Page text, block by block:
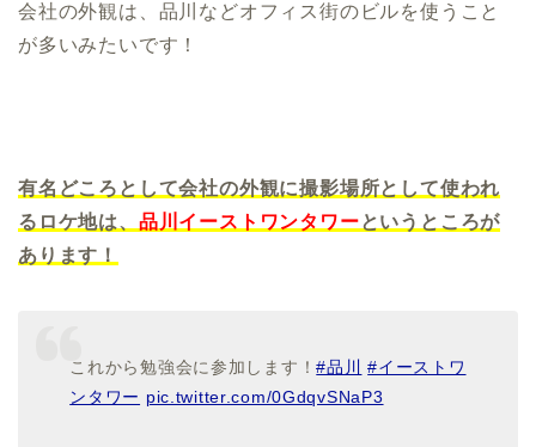
会社の外観は、品川などオフィス街のビルを使うこと
が多いみたいです！
有名どころとして会社の外観に撮影場所として使われ
るロケ地は、 品川イーストワンタワーというところが
あります！
これから勉強会に参加します！#品川
#イーストワ
ンタワー pic.twitter.com/0GdqvSNaP3